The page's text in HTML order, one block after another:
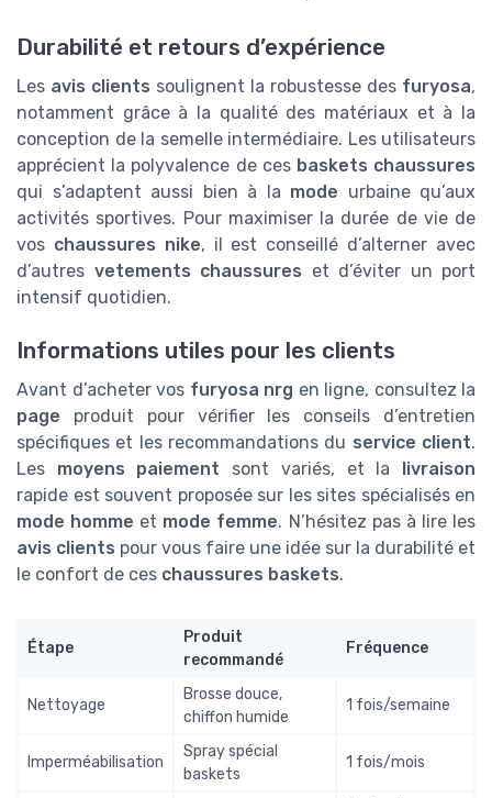
Durabilité et retours d’expérience
Les avis clients soulignent la robustesse des furyosa,
notamment grâce à la qualité des matériaux et à la
conception de la semelle intermédiaire. Les utilisateurs
apprécient la polyvalence de ces baskets chaussures
qui s’adaptent aussi bien à la mode urbaine qu’aux
activités sportives. Pour maximiser la durée de vie de
vos chaussures nike, il est conseillé d’alterner avec
d’autres vetements chaussures et d’éviter un port
intensif quotidien.
Informations utiles pour les clients
Avant d’acheter vos furyosa nrg en ligne, consultez la
page produit pour vérifier les conseils d’entretien
spécifiques et les recommandations du service client.
Les moyens paiement sont variés, et la livraison
rapide est souvent proposée sur les sites spécialisés en
mode homme et mode femme. N’hésitez pas à lire les
avis clients pour vous faire une idée sur la durabilité et
le confort de ces chaussures baskets.
Étape
Produit
recommandé
Fréquence
Nettoyage
Brosse douce,
chiffon humide
1 fois/semaine
Imperméabilisation
Spray spécial
baskets
1 fois/mois